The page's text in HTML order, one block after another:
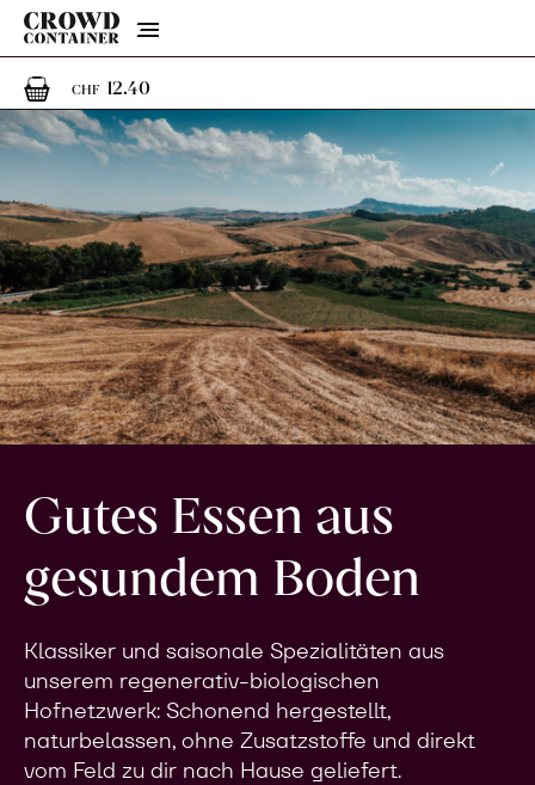
Menu
CHF 12.401 Artikel im Warenkorb
Gutes Essen aus
gesundem Boden
Klassiker und saisonale Spezialitäten aus
unserem regenerativ-biologischen
Hofnetzwerk: Schonend hergestellt,
naturbelassen, ohne Zusatzstoffe und direkt
vom Feld zu dir nach Hause geliefert.